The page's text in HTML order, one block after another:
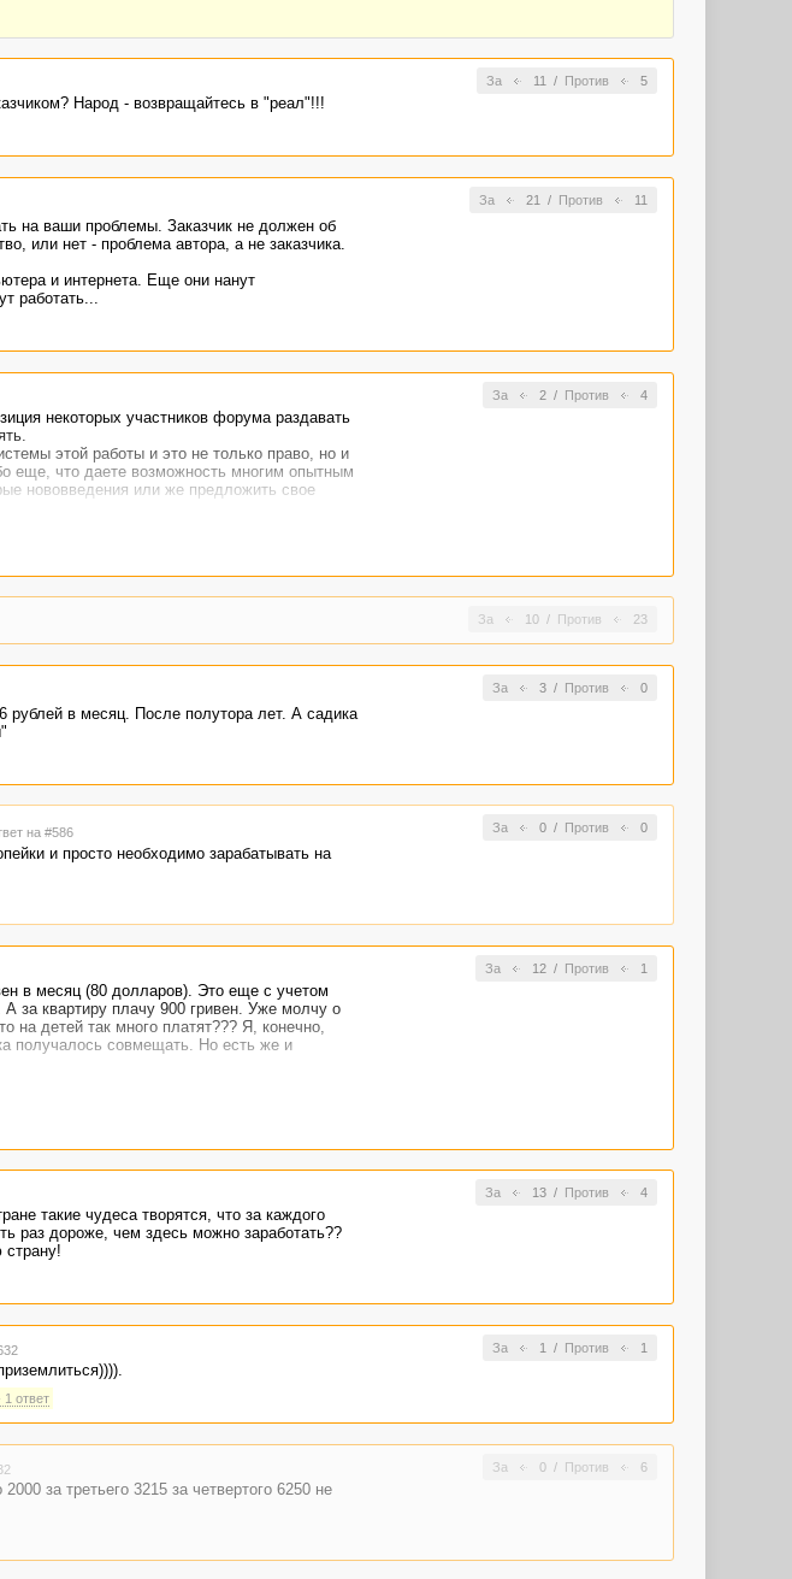
За 11 / Против 5
Народ - возвращайтесь в "реал"!!!
За 21 / Против 11
на ваши проблемы. Заказчик не должен об
или нет - проблема автора, а не заказчика.
и интернета. Еще они нанут
работать...
За 2/ Против 4
некоторых участников форума раздавать
этой работы и это не только право, но и
еще, что даете возможность многим опытным
нововведения или же предложить свое
За 10/ Против 23
За 3/ Против 0
рублей в месяц. После полутора лет. А садика
За 0/ Против 0
на #586
и просто необходимо зарабатывать на
За 12/ Против 1
в месяц (80 долларов). Это еще с учетом
за квартиру плачу 900 гривен. Уже молчу о
детей так много платят??? Я, конечно,
получалось совмещать. Но есть же и
За 13/ Против 4
такие чудеса творятся, что за каждого
раз дороже, чем здесь можно заработать??
За 1 / Против 1
1 ответ
За 0/ Против 6
за третьего 3215 за четвертого 6250 не